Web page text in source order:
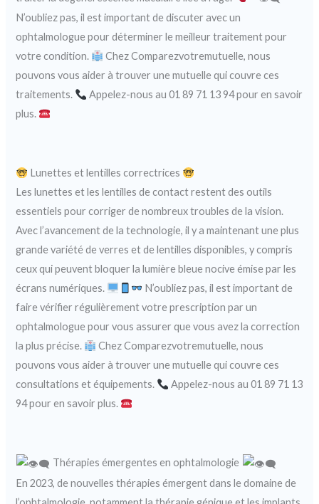
N’oubliez pas, il est important de discuter avec un
ophtalmologue pour déterminer le meilleur traitement pour
votre condition.
Chez Comparezvotremutuelle, nous
pouvons vous aider à trouver une mutuelle qui couvre ces
traitements.
Appelez-nous au 01 89 71 13 94 pour en savoir
plus.
Lunettes et lentilles correctrices
Les lunettes et les lentilles de contact restent des outils
essentiels pour corriger de nombreux troubles de la vision.
Avec l’avancement de la technologie, il y a maintenant une plus
grande variété de verres et de lentilles disponibles, y compris
ceux qui peuvent bloquer la lumière bleue nocive émise par les
écrans numériques.
N’oubliez pas, il est important de
faire vérifier régulièrement votre prescription par un
ophtalmologue pour vous assurer que vous avez la correction
la plus précise.
Chez Comparezvotremutuelle, nous
pouvons vous aider à trouver une mutuelle qui couvre ces
consultations et équipements.
Appelez-nous au 01 89 71 13
94 pour en savoir plus.
Thérapies émergentes en ophtalmologie
En 2023, de nouvelles thérapies émergent dans le domaine de